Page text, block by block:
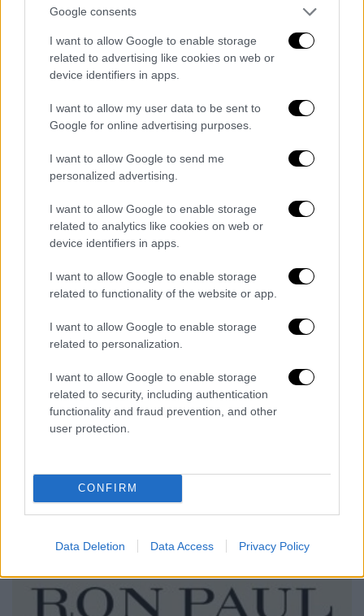
Google consents
I want to allow Google to enable storage
related to advertising like cookies on web or
device identifiers in apps.
I want to allow my user data to be sent to
Google for online advertising purposes.
I want to allow Google to send me
personalized advertising.
I want to allow Google to enable storage
related to analytics like cookies on web or
device identifiers in apps.
I want to allow Google to enable storage
related to functionality of the website or app.
I want to allow Google to enable storage
related to personalization.
I want to allow Google to enable storage
related to security, including authentication
functionality and fraud prevention, and other
user protection.
CONFIRM
Data Deletion Data Access Privacy Policy
Seminary).Ο πρώτος Αφροαμερικανός στην
διδακτορικό στη φιλοσοφία, επηρεασμένος
από την θεολογία της απελευθέρωσης και
Ακαδημαϊκό κύρος, γνωρίζει τη δυτική
φιλοσοφία από τον Πλάτωνα μέχρι τον Καντ,
μιλάει με το πάθος μαύρου ιεροκήρυκα,
αγγίζοντας τις καρδιές των απλών